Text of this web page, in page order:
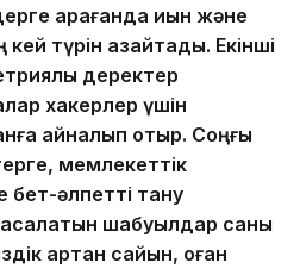
қарағанда қиын және
кей түрін азайтады. Екінші
деректер
хакерлер үшін
айналып отыр. Соңғы
мемлекеттік
бет-әлпетті тану
шабуылдар саны
артқан сайын, оған